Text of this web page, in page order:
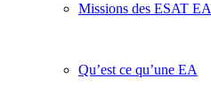
Missions des ESAT EA
Qu’est ce qu’une EA